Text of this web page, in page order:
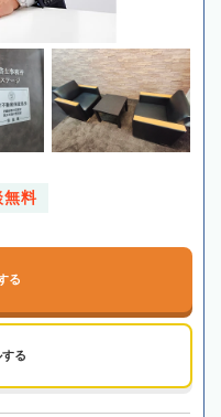
無料
る
する